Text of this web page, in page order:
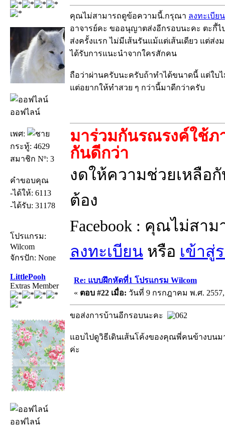
ออฟไลน์
เพศ:
กระทู้: 4629
สมาชิก Nº: 3
คำขอบคุณ
-ได้ให้: 6113
-ได้รับ: 31178
โปรแกรม:
Wilcom
จักรปัก: None
คุณไม่สามารถดูข้อความนี้.กรุณา ลงทะเบียน
อาจารย์คะ ขออนุญาตส่งอีกรอบนะคะ ตะกี้
ส่งครั้งแรก ไม่มีเส้นรันแม้แต่เส้นเดียว แต่ส่ง
ได้รับการแนะนำจากใครสักคน
ถือว่าผ่านครับนะครับถ้าทำได้ขนาดนี้ แต่ใบ
แต่อยากให้ทำสวย ๆ กว่านี้มาดีกว่าครับ
มาร่วมกันรณรงค์ใช้ภ
กันดีกว่า
งดให้ความช่วยเหลือ
ต้อง
Facebook : คุณไม่สา
ลงทะเบียน หรือ เข้าสู่
LittlePooh
Extras Member
ออฟไลน์
Re: แบบฝึกหัดที่1 โปรแกรม Wilcom
« ตอบ #22 เมื่อ: วันที่ 9 กรกฎาคม พ.ศ. 2557,
ขอส่งการบ้านอีกรอบนะคะ
แอบไปดูวิธีเดินเส้นโค้งของคุณพี่คนข้างบนม
ค่ะ